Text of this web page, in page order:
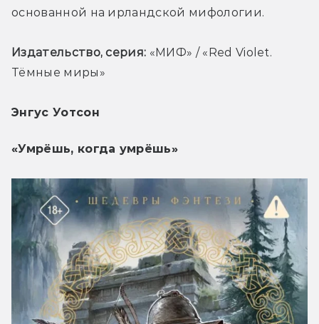
основанной на ирландской мифологии.
Издательство, серия: «МИФ» / «Red Violet.
Тёмные миры»
Энгус Уотсон
«Умрёшь, когда умрёшь»